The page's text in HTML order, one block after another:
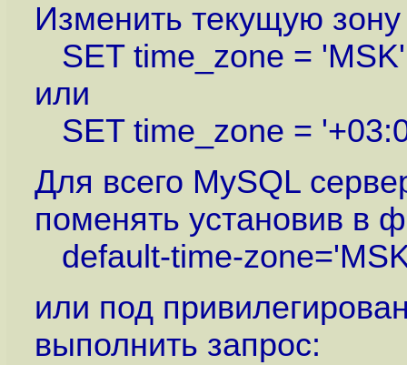
Изменить текущую
SET time_zone = 'MSK'
или
SET time_zone =
Для всего MySQL
поменять установив в
default-time-
или под
выполнить запрос: